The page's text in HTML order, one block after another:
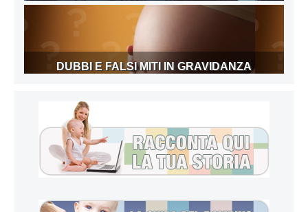
DUBBI E FALSI MITI IN GRAVIDANZA